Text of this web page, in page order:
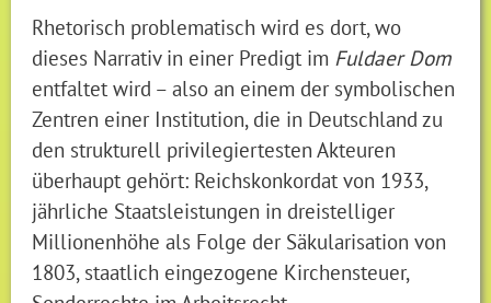
Rhetorisch problematisch wird es dort, wo
dieses Narrativ in einer Predigt im Fuldaer Dom
entfaltet wird – also an einem der symbolischen
Zentren einer Institution, die in Deutschland zu
den strukturell privilegiertesten Akteuren
überhaupt gehört: Reichskonkordat von 1933,
jährliche Staatsleistungen in dreistelliger
Millionenhöhe als Folge der Säkularisation von
1803, staatlich eingezogene Kirchensteuer,